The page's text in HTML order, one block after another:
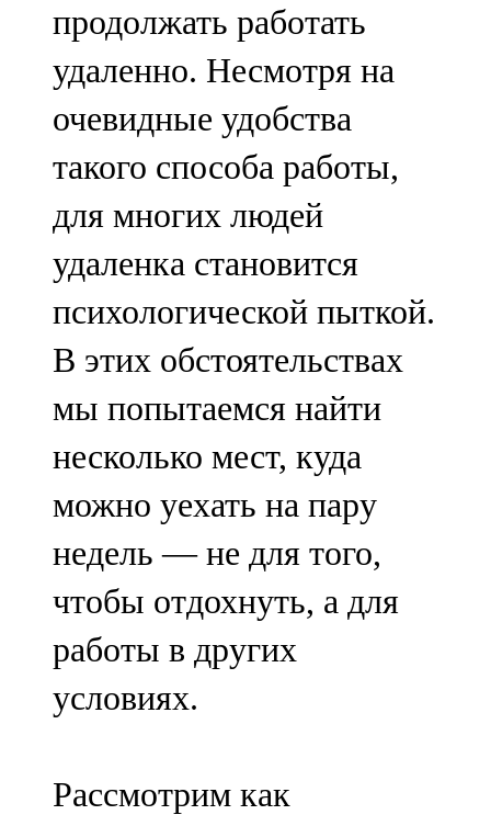
продолжать работать
удаленно. Несмотря на
очевидные удобства
такого способа работы,
для многих людей
удаленка становится
психологической пыткой.
В этих обстоятельствах
мы попытаемся найти
несколько мест, куда
можно уехать на пару
недель — не для того,
чтобы отдохнуть, а для
работы в других
условиях.
Рассмотрим как